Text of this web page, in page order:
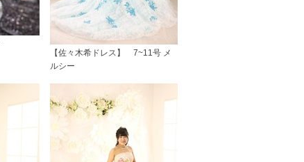
【佐々木希ドレス】 7~11号 メ
ルシー